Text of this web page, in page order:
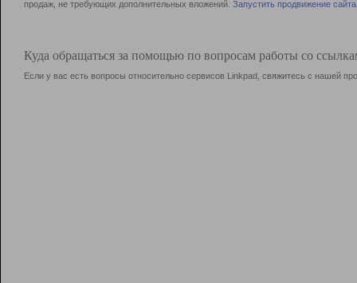
продаж, не требующих дополнительных вложений. Запустить продвижение сайта
Куда обращаться за помощью по вопросам работы со
Если у вас есть вопросы относительно сервисов Linkpad, свяжитесь с нашей